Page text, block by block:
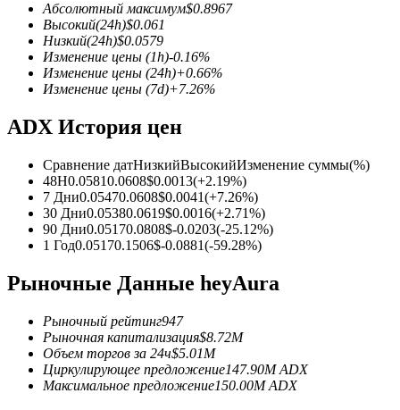
TradFi
Деривативы на акции, форекс, драгоценные металлы и
сырьевые товары
USDC фьючерсы
обеспечения
Абсолютный максимум$0.8967
Высокий(24h)$0.061
Низкий(24h)$0.0579
Изменение цены (1h)-0.16%
Изменение цены (24h)+0.66%
Изменение цены (7d)+7.26%
ADX История цен
Сравнение датНизкийВысокийИзменение суммы(%)
48H0.05810.0608$0.0013(+2.19%)
7 Дни0.05470.0608$0.0041(+7.26%)
30 Дни0.05380.0619$0.0016(+2.71%)
90 Дни0.05170.0808$-0.0203(-25.12%)
1 Год0.05170.1506$-0.0881(-59.28%)
Рыночные Данные heyAura
Рыночный рейтинг947
Рыночная капитализация$8.72M
Объем торгов за 24ч$5.01M
Циркулирующее предложение147.90M ADX
Максимальное предложение150.00M ADX